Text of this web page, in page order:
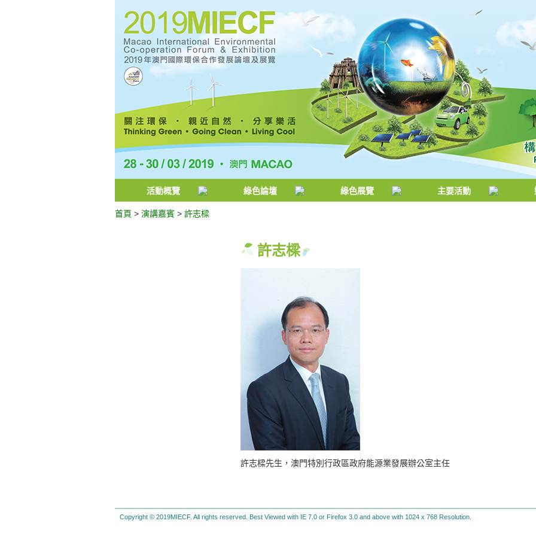
活動概覽 綠色論壇 綠色展覽 主要活動
首頁 > 演講嘉賓 > 許志樑
許志樑
許志樑先生，澳門特別行政區政府能源業發展辦公室主任
Copyright © 2019MIECF. All rights reserved. Best Viewed with IE 7.0 or Firefox 3.0 and above with 1024 x 768 Resolution.